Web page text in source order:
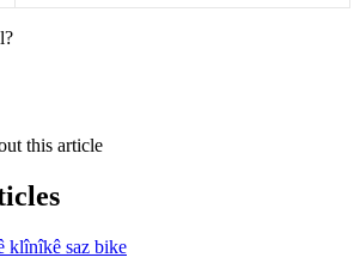
this article
klînîkê saz bike